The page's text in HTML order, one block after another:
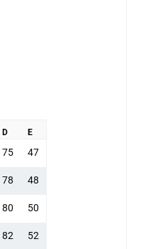
D E
75 47
78 48
80 50
82 52